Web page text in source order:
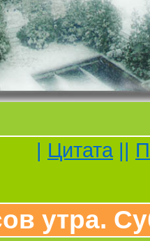
| Цитата ||
утра.